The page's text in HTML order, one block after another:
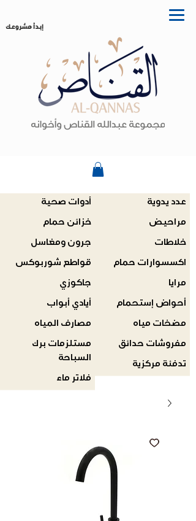
إبدأ مشروعك
أدوات صحية
خزائن حمام
جرون ومغاسل
قواطع شوربوكس
جاكوزي
أيادي أبواب
مصارف المياه
مستلزمات برك
السباحة
فلاتر ماء
عدد يدوية
مراحيض
خلاطات
اكسسوارات حمام
مرايا
أحواض إستحمام
مضخات مياه
مفروشات حدائق
تدفئة مركزية